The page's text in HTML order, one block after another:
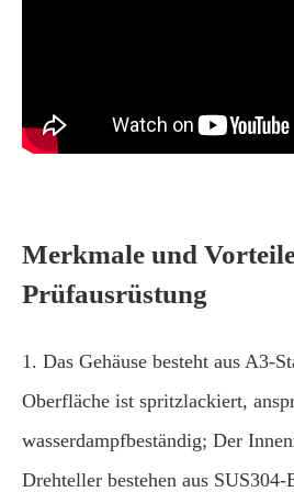
Merkmale und
Prüfausrüstung
1. Das Gehäuse besteht aus A3-
Oberfläche ist spritzlackiert,
wasserdampfbeständig; Der
Drehteller bestehen aus SUS304-